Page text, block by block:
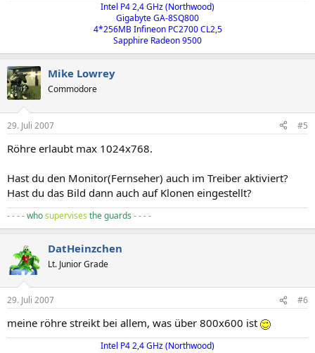
Intel P4 2,4 GHz (Northwood)​
Gigabyte GA-8SQ800​
4*256MB Infineon PC2700 CL2,5​
Sapphire Radeon 9500​
Mike Lowrey
Commodore
29. Juli 2007 #5
Röhre erlaubt max 1024x768.
Hast du den Monitor(Fernseher) auch im Treiber aktiviert?
Hast du das Bild dann auch auf Klonen eingestellt?
- - - -whosupervises the guards - - - -
DatHeinzchen
Lt. Junior Grade
29. Juli 2007 #6
meine röhre streikt bei allem, was über 800x600 ist
Intel P4 2,4 GHz (Northwood)​